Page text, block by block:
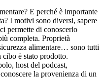
E perché è importante
I motivi sono diversi, sapere
permette di conoscerlo
completa. Proprietà
alimentare… sono tutti
è stato prodotto.
host del podcast,
la provenienza di un